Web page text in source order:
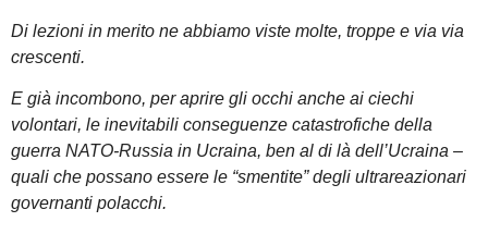
Di lezioni in merito ne abbiamo viste molte, troppe e via via
crescenti.
E già incombono, per aprire gli occhi anche ai ciechi
volontari, le inevitabili conseguenze catastrofiche della
guerra NATO-Russia in Ucraina, ben al di là dell’Ucraina –
quali che possano essere le “smentite” degli ultrareazionari
governanti polacchi.